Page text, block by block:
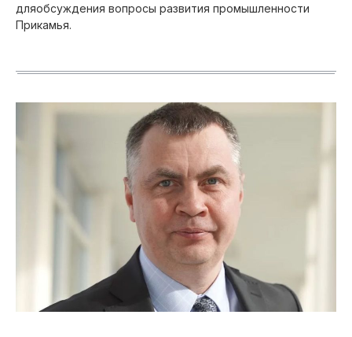
дляобсуждения вопросы развития промышленности
Прикамья.